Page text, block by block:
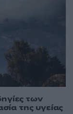
των
της υγείας